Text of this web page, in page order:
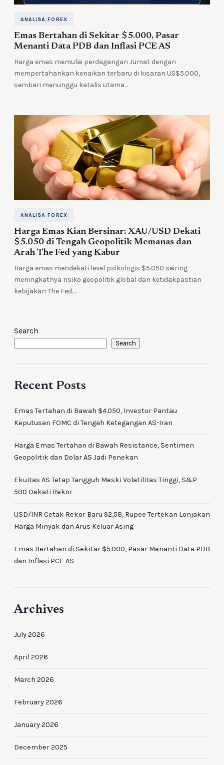
ANALISA FOREX
Emas Bertahan di Sekitar $5.000, Pasar
Menanti Data PDB dan Inflasi PCE AS
Harga emas memulai perdagangan Jumat dengan
mempertahankan kenaikan terbaru di kisaran US$5.000,
sembari menunggu katalis utama…
ANALISA FOREX
Harga Emas Kian Bersinar: XAU/USD Dekati
$5.050 di Tengah Geopolitik Memanas dan
Arah The Fed yang Kabur
Harga emas mendekati level psikologis $5.050 seiring
meningkatnya risiko geopolitik global dan ketidakpastian
kebijakan The Fed.…
Search
Search
Recent Posts
Emas Tertahan di Bawah $4.050, Investor Pantau
Keputusan FOMC di Tengah Ketegangan AS-Iran
Harga Emas Tertahan di Bawah Resistance, Sentimen
Geopolitik dan Dolar AS Jadi Penekan
Ekuitas AS Tetap Tangguh Meski Volatilitas Tinggi, S&P
500 Dekati Rekor
USD/INR Cetak Rekor Baru 92,58, Rupee Tertekan Lonjakan
Harga Minyak dan Arus Keluar Asing
Emas Bertahan di Sekitar $5.000, Pasar Menanti Data PDB
dan Inflasi PCE AS
Archives
July 2026
April 2026
March 2026
February 2026
January 2026
December 2025